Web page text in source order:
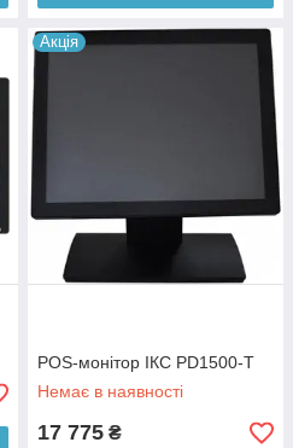
Акція
POS-монітор ІКС PD1500-T
Немає в наявності
17 775 ₴